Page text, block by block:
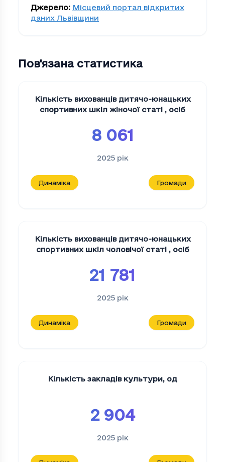
Джерело: Місцевий портал відкритих
даних Львівщини
Пов'язана статистика
Кількість вихованців дитячо-юнацьких
спортивних шкіл жіночої статі , осіб
8 061
2025 рік
Динаміка Громади
Кількість вихованців дитячо-юнацьких
спортивних шкіл чоловічої статі , осіб
21 781
2025 рік
Динаміка Громади
Кількість закладів культури, од
2 904
2025 рік